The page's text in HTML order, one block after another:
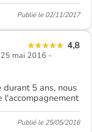
Publié le 02/11/2017
4,8
mai 2016 -
durant 5 ans, nous
l'accompagnement
Publié le 25/05/2016